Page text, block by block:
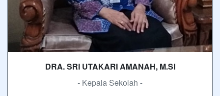
DRA. SRI UTAKARI AMANAH, M.SI
- Kepala Sekolah -